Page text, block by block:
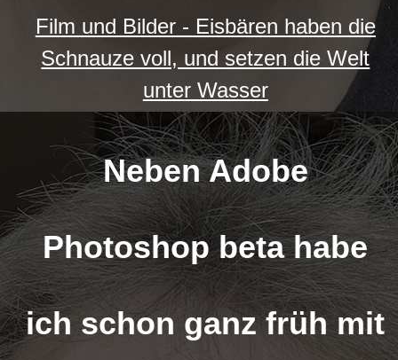
Film und Bilder - Eisbären haben die
Schnauze voll, und setzen die Welt
unter Wasser
Neben Adobe
Photoshop beta habe
ich schon ganz früh mit